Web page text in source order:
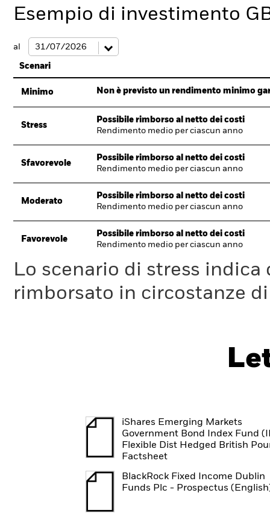
Esempio di investimento
al
Scenari
Minimo Non è previsto un rendimento minimo
Stress
Possibile rimborso al netto dei costi
Rendimento medio per ciascun anno
Sfavorevole
Possibile rimborso al netto dei costi
Rendimento medio per ciascun anno
Moderato
Possibile rimborso al netto dei costi
Rendimento medio per ciascun anno
Favorevole
Possibile rimborso al netto dei costi
Rendimento medio per ciascun anno
Lo scenario di stress
rimborsato in circostanze
iShares Emerging Markets
Government Bond Index Fund
Flexible Dist Hedged British
Factsheet
BlackRock Fixed Income Dublin
Funds Plc - Prospectus